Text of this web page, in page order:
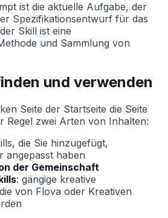
ist die aktuelle Aufgabe, der
Spezifikationsentwurf für das
Skill ist eine
und Sammlung von
und verwenden
Seite der Startseite die Seite
Regel zwei Arten von Inhalten:
die Sie hinzugefügt,
angepasst haben
der Gemeinschaft
: gängige kreative
von Flova oder Kreativen